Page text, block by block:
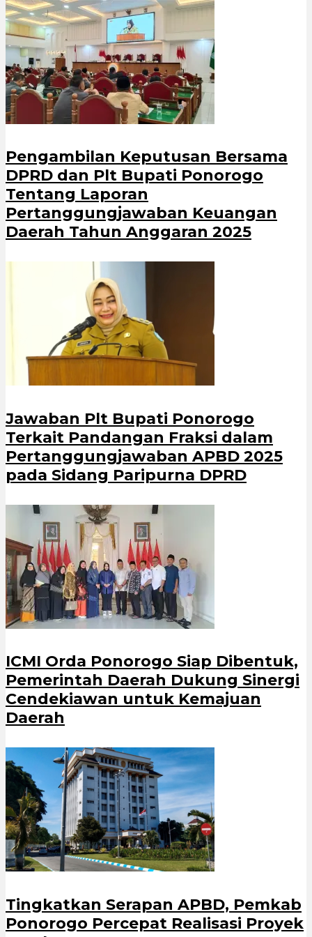
Pengambilan Keputusan Bersama
DPRD dan Plt Bupati Ponorogo
Tentang Laporan
Pertanggungjawaban Keuangan
Daerah Tahun Anggaran 2025
Jawaban Plt Bupati Ponorogo
Terkait Pandangan Fraksi dalam
Pertanggungjawaban APBD 2025
pada Sidang Paripurna DPRD
ICMI Orda Ponorogo Siap Dibentuk,
Pemerintah Daerah Dukung Sinergi
Cendekiawan untuk Kemajuan
Daerah
Tingkatkan Serapan APBD, Pemkab
Ponorogo Percepat Realisasi Proyek